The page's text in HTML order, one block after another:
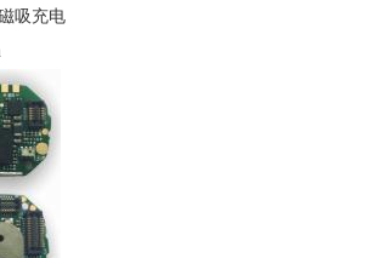
吸充电